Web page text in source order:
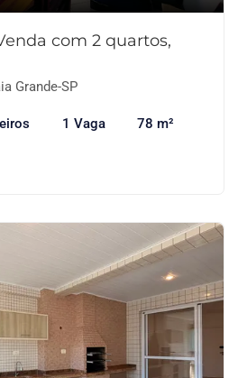
com 2 quartos,
Grande-SP
1 Vaga 78 m²